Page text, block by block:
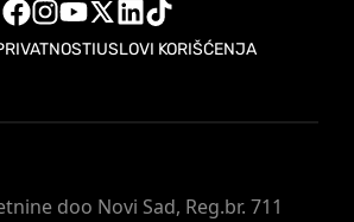
USLOVI KORIŠĆENJA
doo Novi Sad, Reg.br. 711